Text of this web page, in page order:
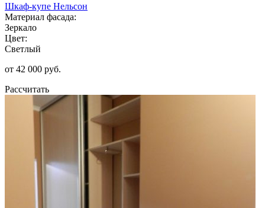
Шкаф-купе Нельсон
Материал фасада:
Зеркало
Цвет:
Светлый
от 42 000 руб.
Рассчитать